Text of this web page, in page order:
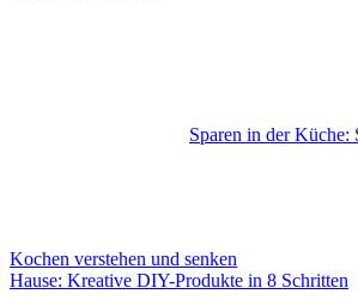
Sparen in der Küche:
Kochen verstehen und senken
Hause: Kreative DIY-Produkte in 8 Schritten